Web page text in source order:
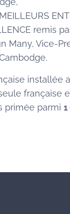
remis
Many, Vice-
installée
française
primée parmi